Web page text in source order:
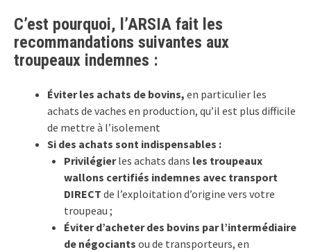
C’est pourquoi, l’ARSIA fait les
recommandations suivantes aux
troupeaux indemnes :
Éviter les achats de bovins, en particulier les
achats de vaches en production, qu’il est plus difficile
de mettre à l’isolement
Si des achats sont indispensables :
Privilégierles achats dans les troupeaux
wallons certifiés indemnes avec transport
DIRECT de l’exploitation d’origine vers votre
troupeau ;
Éviter d’acheter des bovins par l’intermédiaire
de négociants ou de transporteurs, en